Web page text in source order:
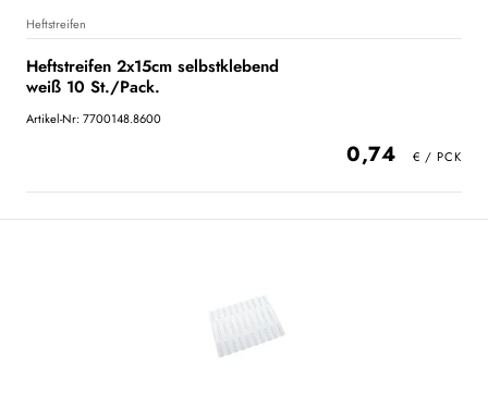
Heftstreifen
Heftstreifen 2x15cm selbstklebend
weiß 10 St./Pack.
Artikel-Nr: 7700148.8600
0,74